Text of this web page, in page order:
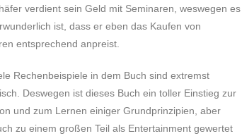
verdient sein Geld mit Seminaren, weswegen es
ist, dass er eben das Kaufen von
entsprechend anpreist.
Rechenbeispiele in dem Buch sind extremst
Deswegen ist dieses Buch ein toller Einstieg zur
und zum Lernen einiger Grundprinzipien, aber
zu einem großen Teil als Entertainment gewertet